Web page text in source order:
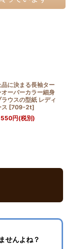
品に決まる長袖ター
オーバーカラー細身
ラウスの型紙 レディ
ス [709-2t]
円(税別)
せんよね？